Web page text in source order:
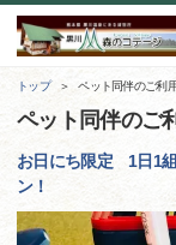
トップ ペット同伴のご利
ペット同伴のご
お日にち限定 1日1
ン！